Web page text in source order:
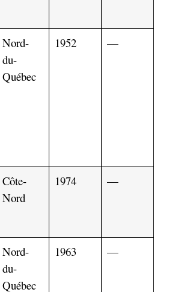
Nord-
du-
Québec
1952 —
Côte-
Nord
1974 —
Nord-
du-
Québec
1963 —